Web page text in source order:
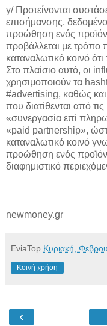
γ/ Προτείνονται
επισήμανσης,
προώθηση ενός
προβάλλεται με τρόπο
καταναλωτικό κοινό ότι
Στο πλαίσιο αυτό, οι
χρησιμοποιούν τα
#advertising, καθώς και
που διατίθενται από
«συνεργασία επί
«paid partnership», ώστε
καταναλωτικό κοινό
προώθηση ενός
διαφημιστικό
newmoney.gr
EviaTop Κυριακή,
Κοινή χρήση
‹